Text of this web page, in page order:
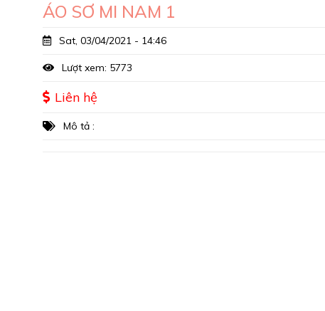
ÁO SƠ MI NAM 1
Sat, 03/04/2021 - 14:46
Lượt xem: 5773
Liên hệ
Mô tả :